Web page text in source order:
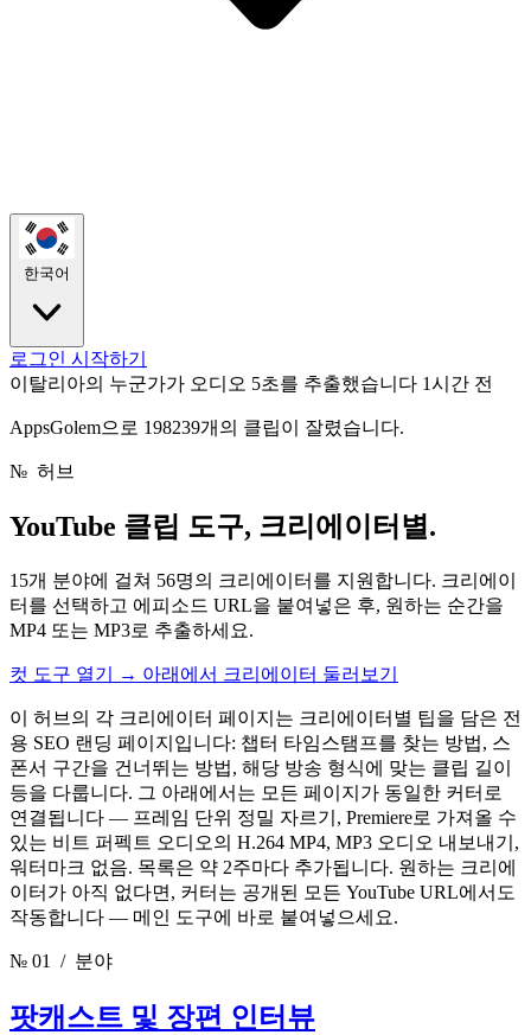
한국어
로그인 시작하기
이탈리아의 누군가가 오디오 5초를 추출했습니다 1시간 전
AppsGolem으로 198239개의 클립이 잘렸습니다.
№ 허브
YouTube 클립 도구, 크리에이터별.
15개 분야에 걸쳐 56명의 크리에이터를 지원합니다. 크리에이
터를 선택하고 에피소드 URL을 붙여넣은 후, 원하는 순간을
MP4 또는 MP3로 추출하세요.
컷 도구 열기 → 아래에서 크리에이터 둘러보기
이 허브의 각 크리에이터 페이지는 크리에이터별 팁을 담은 전
용 SEO 랜딩 페이지입니다: 챕터 타임스탬프를 찾는 방법, 스
폰서 구간을 건너뛰는 방법, 해당 방송 형식에 맞는 클립 길이
등을 다룹니다. 그 아래에서는 모든 페이지가 동일한 커터로
연결됩니다 — 프레임 단위 정밀 자르기, Premiere로 가져올 수
있는 비트 퍼펙트 오디오의 H.264 MP4, MP3 오디오 내보내기,
워터마크 없음. 목록은 약 2주마다 추가됩니다. 원하는 크리에
이터가 아직 없다면, 커터는 공개된 모든 YouTube URL에서도
작동합니다 — 메인 도구에 바로 붙여넣으세요.
№ 01 / 분야
팟캐스트 및 장편 인터뷰